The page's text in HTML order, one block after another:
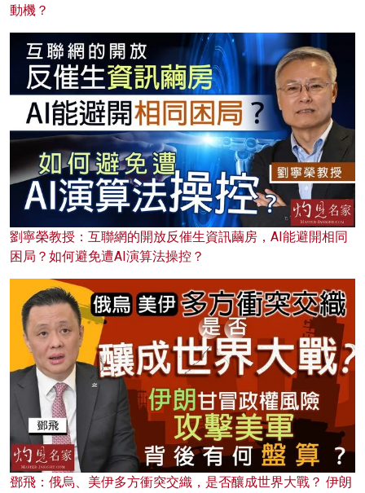
動機？
劉寧榮教授：互聯網的開放反催生資訊繭房，AI能避開相同
困局？如何避免遭AI演算法操控？
鄧飛：俄烏、美伊多方衝突交織，是否釀成世界大戰？ 伊朗